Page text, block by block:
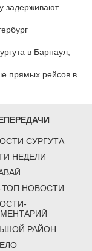
задерживают
в Барнаул,
прямых рейсов в
СУРГУТА
НЕДЕЛИ
ТОП НОВОСТИ
РАЙОН